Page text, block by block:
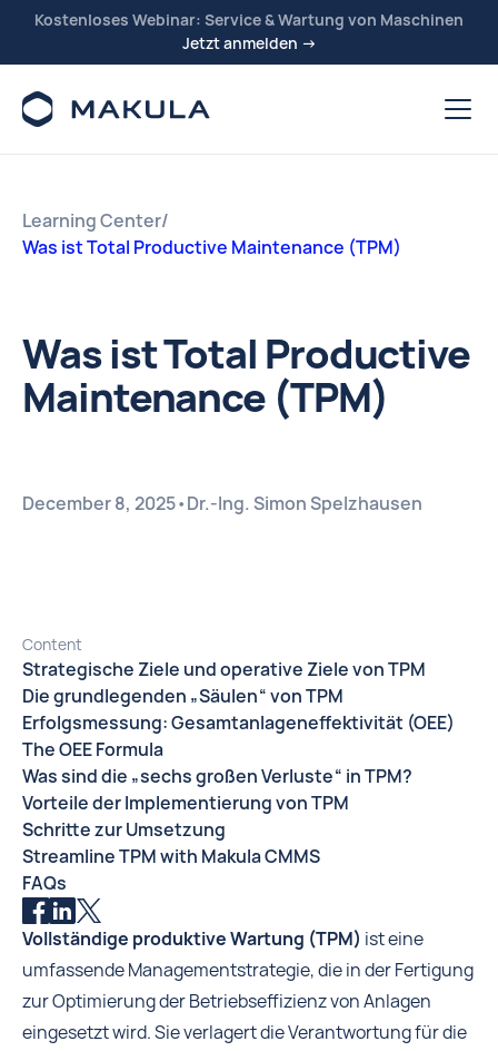
Kostenloses Webinar: Service & Wartung von Maschinen
Jetzt anmelden →
Learning Center/
Was ist Total Productive Maintenance (TPM)
Was ist Total Productive
Maintenance (TPM)
December 8, 2025•Dr.-Ing. Simon Spelzhausen
Vollständige produktive Wartung (TPM) ist eine
umfassende Managementstrategie, die in der Fertigung
zur Optimierung der Betriebseffizienz von Anlagen
eingesetzt wird. Sie verlagert die Verantwortung für die
Content
Strategische Ziele und operative Ziele von TPM
Die grundlegenden „Säulen“ von TPM
Erfolgsmessung: Gesamtanlageneffektivität (OEE)
The OEE Formula
Was sind die „sechs großen Verluste“ in TPM?
Vorteile der Implementierung von TPM
Schritte zur Umsetzung
Streamline TPM with Makula CMMS
FAQs